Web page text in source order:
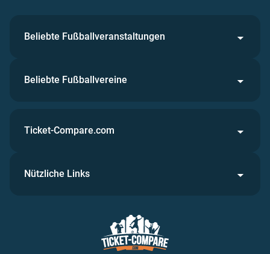
Beliebte Fußballveranstaltungen
Beliebte Fußballvereine
Ticket-Compare.com
Nützliche Links